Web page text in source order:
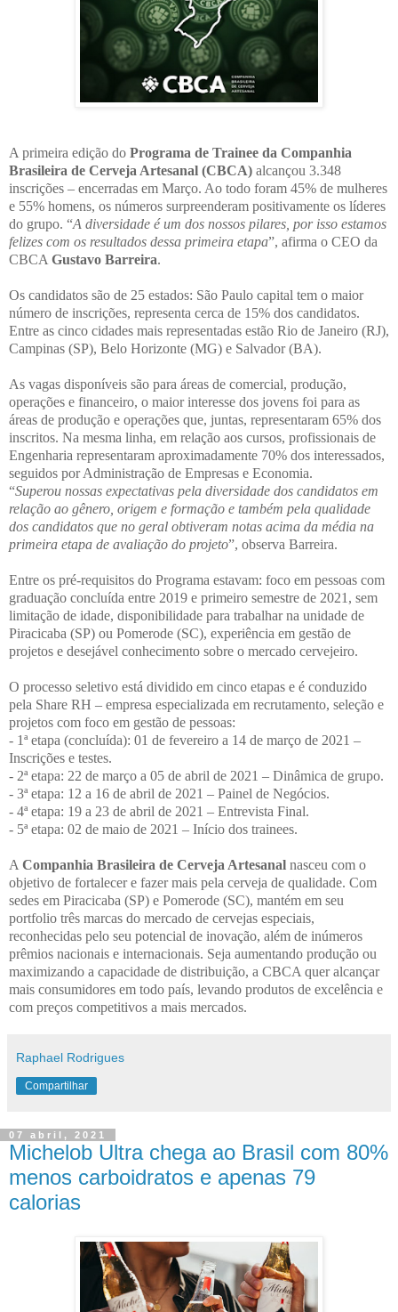
A primeira edição do Programa de Trainee da Companhia
Brasileira de Cerveja Artesanal (CBCA) alcançou 3.348
inscrições – encerradas em Março. Ao todo foram 45% de mulheres
e 55% homens, os números surpreenderam positivamente os líderes
do grupo. “A diversidade é um dos nossos pilares, por isso estamos
felizes com os resultados dessa primeira etapa”, afirma o CEO da
CBCA Gustavo Barreira.
Os candidatos são de 25 estados: São Paulo capital tem o maior
número de inscrições, representa cerca de 15% dos candidatos.
Entre as cinco cidades mais representadas estão Rio de Janeiro (RJ),
Campinas (SP), Belo Horizonte (MG) e Salvador (BA).
As vagas disponíveis são para áreas de comercial, produção,
operações e financeiro, o maior interesse dos jovens foi para as
áreas de produção e operações que, juntas, representaram 65% dos
inscritos. Na mesma linha, em relação aos cursos, profissionais de
Engenharia representaram aproximadamente 70% dos interessados,
seguidos por Administração de Empresas e Economia.
“Superou nossas expectativas pela diversidade dos candidatos em
relação ao gênero, origem e formação e também pela qualidade
dos candidatos que no geral obtiveram notas acima da média na
primeira etapa de avaliação do projeto”, observa Barreira.
Entre os pré-requisitos do Programa estavam: foco em pessoas com
graduação concluída entre 2019 e primeiro semestre de 2021, sem
limitação de idade, disponibilidade para trabalhar na unidade de
Piracicaba (SP) ou Pomerode (SC), experiência em gestão de
projetos e desejável conhecimento sobre o mercado cervejeiro.
O processo seletivo está dividido em cinco etapas e é conduzido
pela Share RH – empresa especializada em recrutamento, seleção e
projetos com foco em gestão de pessoas:
- 1ª etapa (concluída): 01 de fevereiro a 14 de março de 2021 –
Inscrições e testes.
- 2ª etapa: 22 de março a 05 de abril de 2021 – Dinâmica de grupo.
- 3ª etapa: 12 a 16 de abril de 2021 – Painel de Negócios.
- 4ª etapa: 19 a 23 de abril de 2021 – Entrevista Final.
- 5ª etapa: 02 de maio de 2021 – Início dos trainees.
A Companhia Brasileira de Cerveja Artesanal nasceu com o
objetivo de fortalecer e fazer mais pela cerveja de qualidade. Com
sedes em Piracicaba (SP) e Pomerode (SC), mantém em seu
portfolio três marcas do mercado de cervejas especiais,
reconhecidas pelo seu potencial de inovação, além de inúmeros
prêmios nacionais e internacionais. Seja aumentando produção ou
maximizando a capacidade de distribuição, a CBCA quer alcançar
mais consumidores em todo país, levando produtos de excelência e
com preços competitivos a mais mercados.
Raphael Rodrigues
Compartilhar
07 abril, 2021
Michelob Ultra chega ao Brasil com 80%
menos carboidratos e apenas 79
calorias